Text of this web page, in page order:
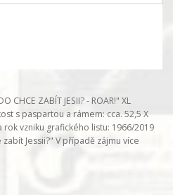
ZABÍT JESII? - ROAR!" XL
s paspartou a rámem: cca. 52,5 X
vzniku grafického listu: 1966/2019
Jessii?" V případě zájmu více